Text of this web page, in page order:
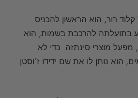
רור, הוא הראשון להכניס
בתועלתה להרכבת בשמות, הוא
מפעל מוצרי סינתזה. כדי לא
הוא נותן לו את שם ידידו ז’וסטן